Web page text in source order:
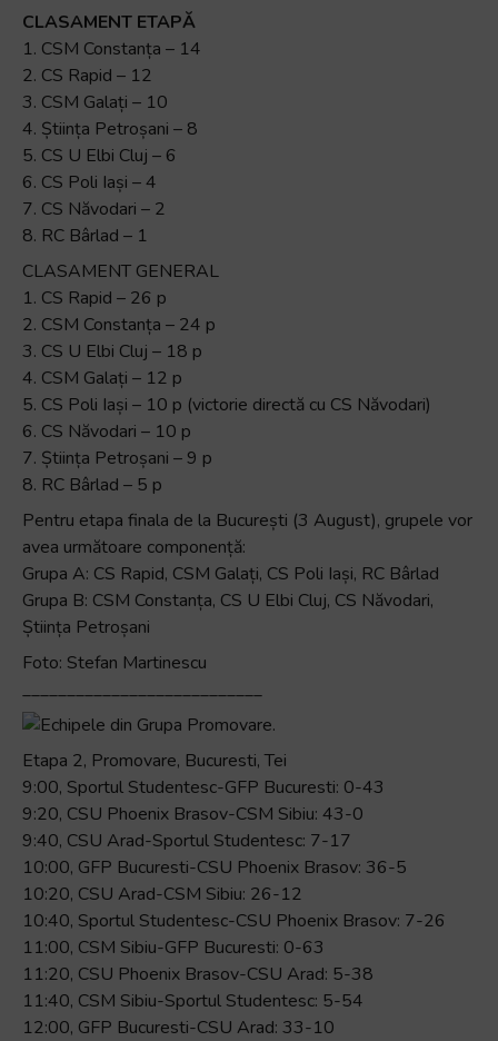
CLASAMENT ETAPĂ
1. CSM Constanța – 14
2. CS Rapid – 12
3. CSM Galați – 10
4. Știința Petroșani – 8
5. CS U Elbi Cluj – 6
6. CS Poli Iași – 4
7. CS Năvodari – 2
8. RC Bârlad – 1
CLASAMENT GENERAL
1. CS Rapid – 26 p
2. CSM Constanța – 24 p
3. CS U Elbi Cluj – 18 p
4. CSM Galați – 12 p
5. CS Poli Iași – 10 p (victorie directă cu CS Năvodari)
6. CS Năvodari – 10 p
7. Știința Petroșani – 9 p
8. RC Bârlad – 5 p
Pentru etapa finala de la București (3 August), grupele vor
avea următoare componență:
Grupa A: CS Rapid, CSM Galați, CS Poli Iași, RC Bârlad
Grupa B: CSM Constanța, CS U Elbi Cluj, CS Năvodari,
Știința Petroșani
Foto: Stefan Martinescu
___________________________
Etapa 2, Promovare, Bucuresti, Tei
9:00, Sportul Studentesc-GFP Bucuresti: 0-43
9:20, CSU Phoenix Brasov-CSM Sibiu: 43-0
9:40, CSU Arad-Sportul Studentesc: 7-17
10:00, GFP Bucuresti-CSU Phoenix Brasov: 36-5
10:20, CSU Arad-CSM Sibiu: 26-12
10:40, Sportul Studentesc-CSU Phoenix Brasov: 7-26
11:00, CSM Sibiu-GFP Bucuresti: 0-63
11:20, CSU Phoenix Brasov-CSU Arad: 5-38
11:40, CSM Sibiu-Sportul Studentesc: 5-54
12:00, GFP Bucuresti-CSU Arad: 33-10